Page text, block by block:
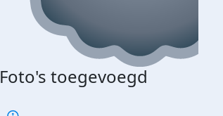
Foto's toegevoegd